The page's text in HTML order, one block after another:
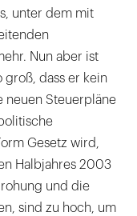
unter dem mit
Nun aber ist
groß, dass er kein
neuen Steuerpläne
Gesetz wird,
Halbjahres 2003
und die
sind zu hoch, um